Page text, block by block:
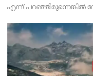
എന്ന് പറഞ്ഞിരുന്നെങ്കില്‍
ആയങ്കി കുറിച്ചു.